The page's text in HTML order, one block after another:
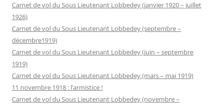
Carnet de vol du Sous Lieutenant Lobbedey (janvier 1920 – juillet
1926)
Carnet de vol du Sous Lieutenant Lobbedey (septembre –
décembre1919)
Carnet de vol du Sous Lieutenant Lobbedey (juin – septembre
1919)
Carnet de vol du Sous Lieutenant Lobbedey (mars – mai 1919)
11 novembre 1918 : l’armistice !
Carnet de vol du Sous Lieutenant Lobbedey (novembre –